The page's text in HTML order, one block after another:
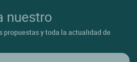
nuestro
propuestas y toda la actualidad de